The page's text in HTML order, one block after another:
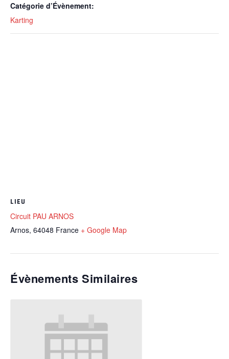
Catégorie d’Évènement:
Karting
LIEU
Circuit PAU ARNOS
Arnos, 64048 France + Google Map
Évènements Similaires